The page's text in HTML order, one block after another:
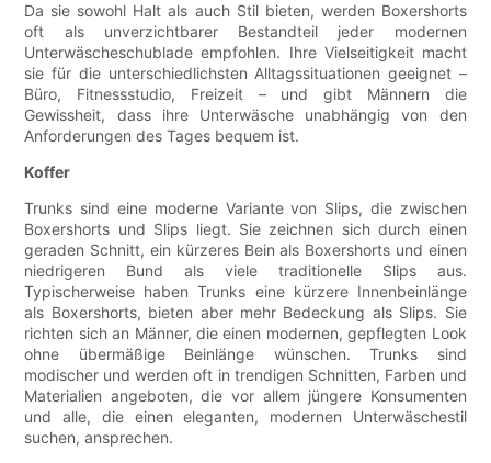
Da sie sowohl Halt als auch Stil bieten, werden Boxershorts
oft als unverzichtbarer Bestandteil jeder modernen
Unterwäscheschublade empfohlen. Ihre Vielseitigkeit macht
sie für die unterschiedlichsten Alltagssituationen geeignet –
Büro, Fitnessstudio, Freizeit – und gibt Männern die
Gewissheit, dass ihre Unterwäsche unabhängig von den
Anforderungen des Tages bequem ist.
Koffer
Trunks sind eine moderne Variante von Slips, die zwischen
Boxershorts und Slips liegt. Sie zeichnen sich durch einen
geraden Schnitt, ein kürzeres Bein als Boxershorts und einen
niedrigeren Bund als viele traditionelle Slips aus.
Typischerweise haben Trunks eine kürzere Innenbeinlänge
als Boxershorts, bieten aber mehr Bedeckung als Slips. Sie
richten sich an Männer, die einen modernen, gepflegten Look
ohne übermäßige Beinlänge wünschen. Trunks sind
modischer und werden oft in trendigen Schnitten, Farben und
Materialien angeboten, die vor allem jüngere Konsumenten
und alle, die einen eleganten, modernen Unterwäschestil
suchen, ansprechen.